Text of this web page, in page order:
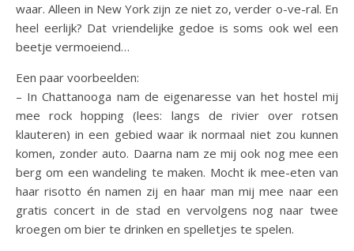
waar. Alleen in New York zijn ze niet zo, verder o-ve-ral. En
heel eerlijk? Dat vriendelijke gedoe is soms ook wel een
beetje vermoeiend…
Een paar voorbeelden:
– In Chattanooga nam de eigenaresse van het hostel mij
mee rock hopping (lees: langs de rivier over rotsen
klauteren) in een gebied waar ik normaal niet zou kunnen
komen, zonder auto. Daarna nam ze mij ook nog mee een
berg om een wandeling te maken. Mocht ik mee-eten van
haar risotto én namen zij en haar man mij mee naar een
gratis concert in de stad en vervolgens nog naar twee
kroegen om bier te drinken en spelletjes te spelen.